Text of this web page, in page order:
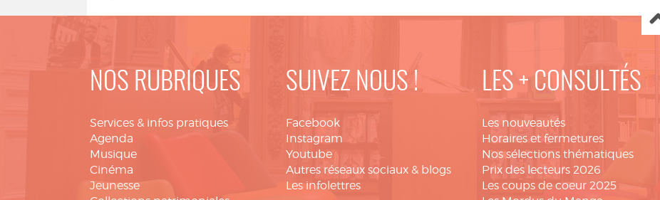
NOS RUBRIQUES
Services & infos pratiques
Agenda
Musique
Cinéma
Jeunesse
SUIVEZ NOUS !
Facebook
Instagram
Youtube
Autres réseaux sociaux & blogs
Les infolettres
LES + CONSULTÉS
Les nouveautés
Horaires et fermetures
Nos sélections thématiques
Prix des lecteurs 2026
Les coups de coeur 2025